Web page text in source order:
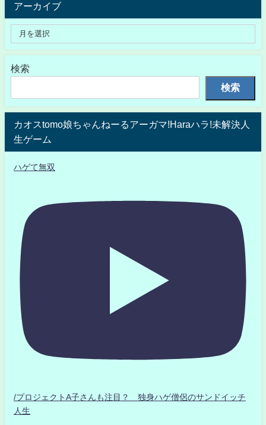
アーカイブ
検索
検索
カオスtomo娘ちゃんねーるアーガマ!Haraハラ!未解決人
生ゲーム
ハゲて無双
/プロジェクトA子さんも注目？ 独身ハゲ僧侶のサンドイッチ
人生